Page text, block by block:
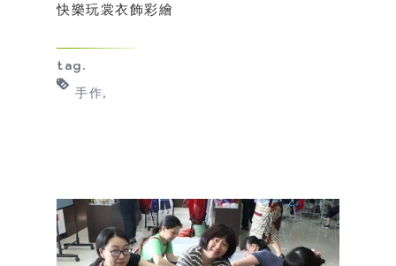
快樂玩裳衣飾彩繪
tag.
手作